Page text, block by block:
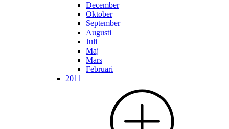
December
Oktober
September
Augusti
Juli
Maj
Mars
Februari
2011